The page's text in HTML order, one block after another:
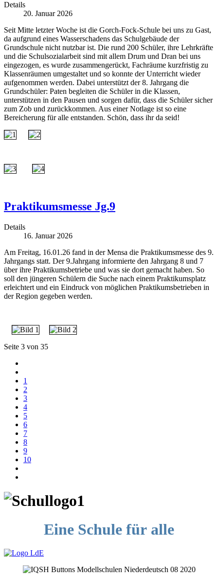
Details
20. Januar 2026
Seit Mitte letzter Woche ist die Gorch-Fock-Schule bei uns zu Gast,
da aufgrund eines Wasserschadens das Schulgebäude der
Grundschule nicht nutzbar ist. Die rund 200 Schüler, ihre Lehrkräfte
und die Schulsozialarbeit sind mit allem Drum und Dran bei uns
eingezogen, es wurde zusammengerückt, Fachräume kurzfristig zu
Klassenräumen umgestaltet und so konnte der Unterricht wieder
aufgenommen werden. Dabei unterstützt der 8. Jahrgang die
Grundschüler: Paten begleiten die Schüler in die Klassen,
unterstützen in den Pausen und sorgen dafür, dass die Schüler sicher
zum Zob und zurückkommen. Aus einer Notlage ist so eine
Bereicherung für alle entstanden. Schön, dass ihr da seid!
Praktikumsmesse Jg.9
Details
16. Januar 2026
Am Freitag, 16.01.26 fand in der Mensa die Praktikumsmesse des 9.
Jahrgangs statt. Der 9.Jahrgang informierte den Jahrgang 8 und 7
über ihre Praktikumsbetriebe und was sie dort gemacht haben. So
soll den jüngeren Schülern die Suche nach einem Praktikumsplatz
erleichtert und ein Eindruck von möglichen Praktikumsbetrieben in
der Region gegeben werden.
Seite 3 von 35
1
2
3
4
5
6
7
8
9
10
Eine Schule für alle